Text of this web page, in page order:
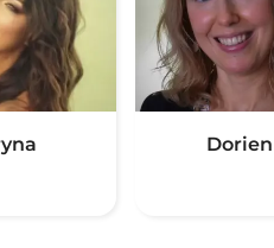
Dorien